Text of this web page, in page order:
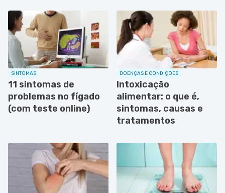
SINTOMAS
11 sintomas de
problemas no fígado
(com teste online)
DOENÇAS E CONDIÇÕES
Intoxicação
alimentar: o que é,
sintomas, causas e
tratamentos